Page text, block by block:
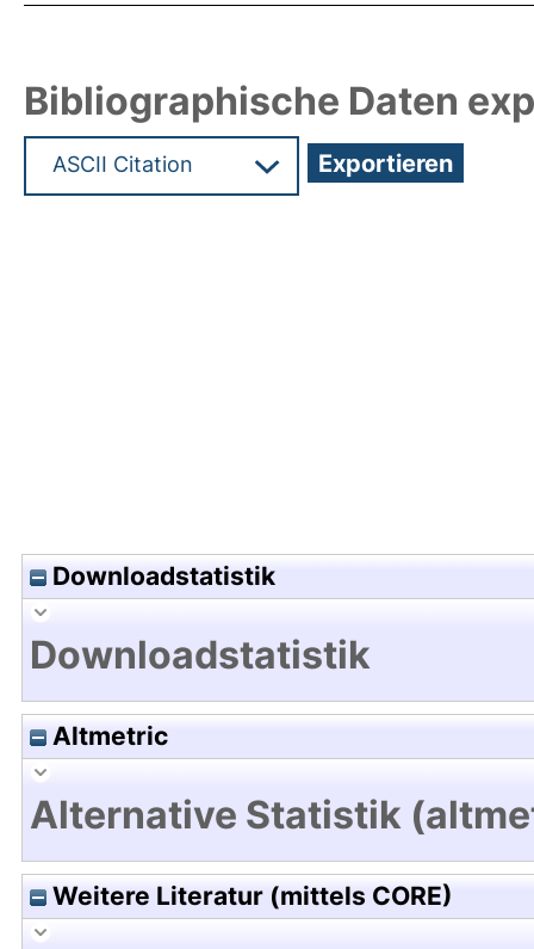
Bibliographische Daten
Downloadstatistik
Downloadstatistik
Altmetric
Alternative Statistik
Weitere Literatur (mittels CORE)